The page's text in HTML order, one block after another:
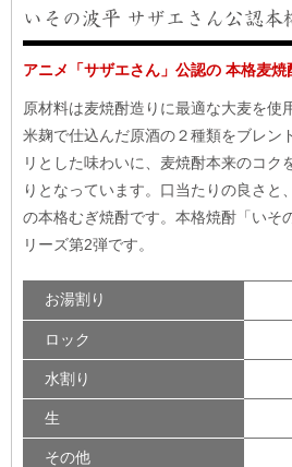
いその波平 サザエさん公認本
アニメ「サザエさん」公認の 本格麦焼
原材料は麦焼酎造りに最適な大麦を使
米麹で仕込んだ原酒の２種類をブレン
リとした味わいに、麦焼酎本来のコク
りとなっています。口当たりの良さと
の本格むぎ焼酎です。本格焼酎「いそ
リーズ第2弾です。
お湯割り
ロック
水割り
生
その他